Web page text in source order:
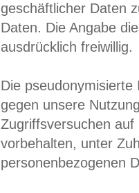
geschäftlicher Daten
Daten. Die Angabe
ausdrücklich freiwillig.
Die
gegen unsere
Zugriffsversuchen
vorbehalten, unter
personenbezogenen